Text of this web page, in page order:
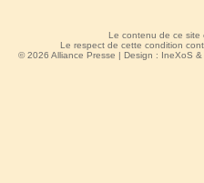
Le contenu de ce site
Le respect de cette condition
© 2026 Alliance Presse | Design : IneXoS &